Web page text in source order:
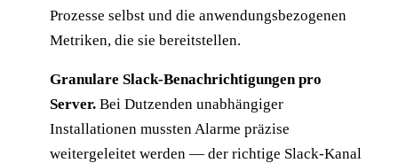
Prozesse selbst und die anwendungsbezogenen
Metriken, die sie bereitstellen.
Granulare Slack-Benachrichtigungen pro
Server. Bei Dutzenden unabhängiger
Installationen mussten Alarme präzise
weitergeleitet werden — der richtige Slack-Kanal